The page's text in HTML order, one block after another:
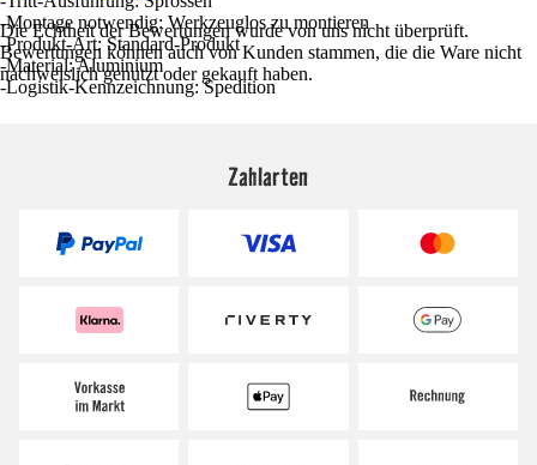
-Montage notwendig: Werkzeuglos zu montieren
-Produkt-Art: Standard-Produkt
-Material: Aluminium
-Logistik-Kennzeichnung: Spedition
Die Echtheit der Bewertungen wurde von uns nicht überprüft.
Bewertungen können auch von Kunden stammen, die die Ware nicht
nachweislich genutzt oder gekauft haben.
Zahlarten